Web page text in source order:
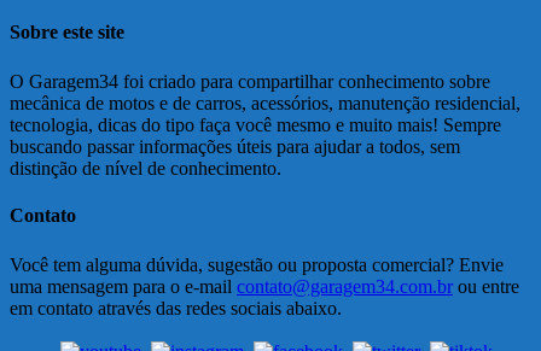
Sobre este site
O Garagem34 foi criado para compartilhar conhecimento sobre
mecânica de motos e de carros, acessórios, manutenção residencial,
tecnologia, dicas do tipo faça você mesmo e muito mais! Sempre
buscando passar informações úteis para ajudar a todos, sem
distinção de nível de conhecimento.
Contato
Você tem alguma dúvida, sugestão ou proposta comercial? Envie
uma mensagem para o e-mail contato@garagem34.com.br ou entre
em contato através das redes sociais abaixo.